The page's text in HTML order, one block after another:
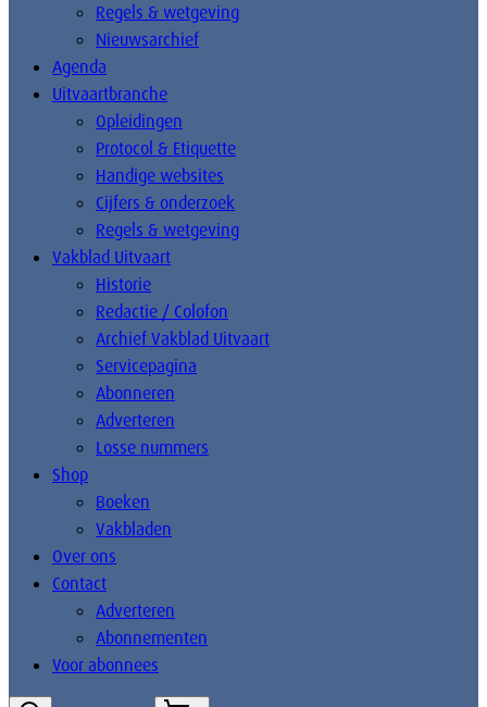
Regels & wetgeving
Nieuwsarchief
Agenda
Uitvaartbranche
Opleidingen
Protocol & Etiquette
Handige websites
Cijfers & onderzoek
Regels & wetgeving
Vakblad Uitvaart
Historie
Redactie / Colofon
Archief Vakblad Uitvaart
Servicepagina
Abonneren
Adverteren
Losse nummers
Shop
Boeken
Vakbladen
Over ons
Contact
Adverteren
Abonnementen
Voor abonnees